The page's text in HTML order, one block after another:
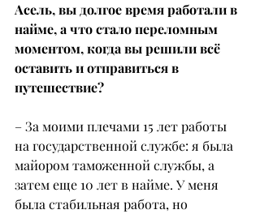
Асель, вы долгое время работали в
найме, а что стало переломным
моментом, когда вы решили всё
оставить и отправиться в
путешествие?
– За моими плечами 15 лет работы
на государственной службе: я была
майором таможенной службы, а
затем еще 10 лет в найме. У меня
была стабильная работа, но